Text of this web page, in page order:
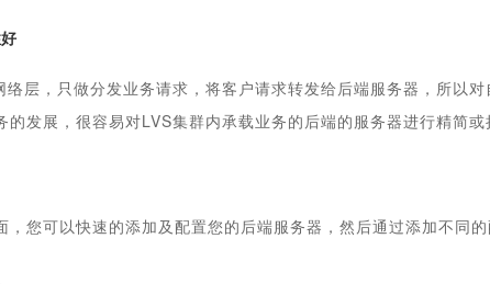
络层，只做分发业务请求，将客户请求转发给后端服务器，所以
的发展，很容易对LVS集群内承载业务的后端的服务器进行精简或
，您可以快速的添加及配置您的后端服务器，然后通过添加不同